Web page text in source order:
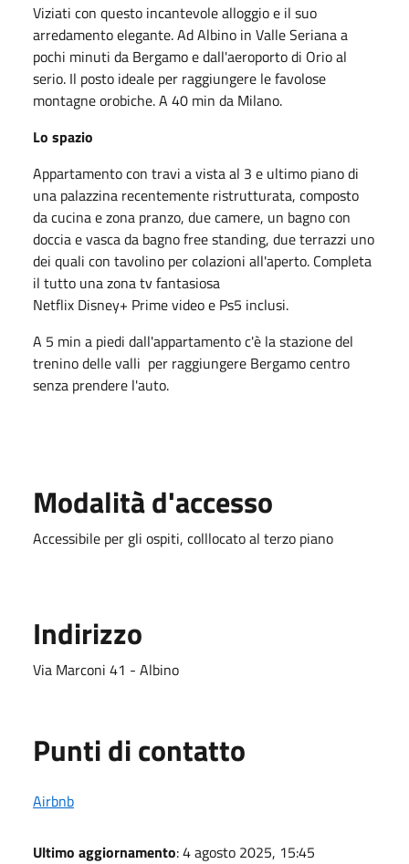
Viziati con questo incantevole alloggio e il suo
arredamento elegante. Ad Albino in Valle Seriana a
pochi minuti da Bergamo e dall'aeroporto di Orio al
serio. Il posto ideale per raggiungere le favolose
montagne orobiche. A 40 min da Milano.
Lo spazio
Appartamento con travi a vista al 3 e ultimo piano di
una palazzina recentemente ristrutturata, composto
da cucina e zona pranzo, due camere, un bagno con
doccia e vasca da bagno free standing, due terrazzi uno
dei quali con tavolino per colazioni all'aperto. Completa
il tutto una zona tv fantasiosa
Netflix Disney+ Prime video e Ps5 inclusi.
A 5 min a piedi dall'appartamento c'è la stazione del
trenino delle valli per raggiungere Bergamo centro
senza prendere l'auto.
Modalità d'accesso
Accessibile per gli ospiti, colllocato al terzo piano
Indirizzo
Via Marconi 41 - Albino
Punti di contatto
Airbnb
Ultimo aggiornamento: 4 agosto 2025, 15:45